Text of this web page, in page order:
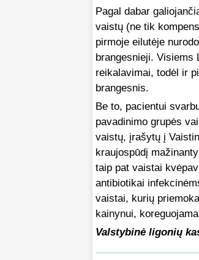
Pagal dabar
vaistų (ne tik
pirmoje eilutėje
brangesnieji. Visiems
reikalavimai, todėl ir
brangesnis.
Be to, pacientui
pavadinimo grupės
vaistų, įrašytų į
kraujospūdį
taip pat vaistai
antibiotikai
vaistai, kurių
kainynui,
Valstybinė ligonių